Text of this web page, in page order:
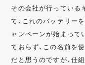
その会社が行っている
て、これのバッテリー
ャンペーンが始まっ
ておらず、この名前を
だと思うのですが、仕